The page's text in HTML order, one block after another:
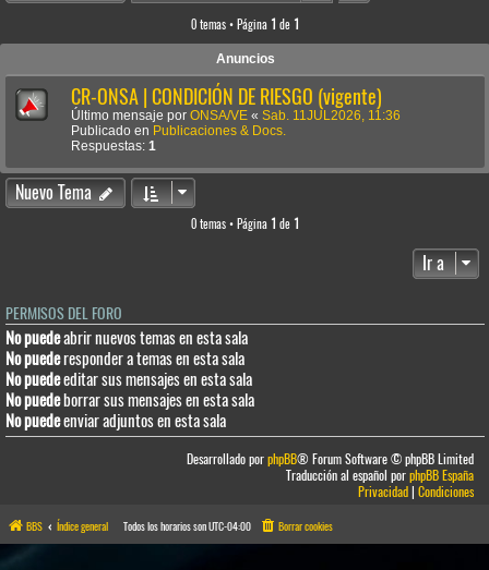
0 temas • Página 1 de 1
Anuncios
CR-ONSA | CONDICIÓN DE RIESGO (vigente)
Último mensaje por ONSA/VE « Sab. 11JUL2026, 11:36
Publicado en Publicaciones & Docs.
Respuestas: 1
Nuevo Tema
0 temas • Página 1 de 1
Ir a
PERMISOS DEL FORO
No puedeabrir nuevos temas en esta sala
No puederesponder a temas en esta sala
No puedeeditar sus mensajes en esta sala
No puedeborrar sus mensajes en esta sala
No puedeenviar adjuntos en esta sala
Desarrollado porphpBB® Forum Software © phpBB Limited
Traducción al español porphpBB España
Privacidad|Condiciones
BBS Índice general Todos los horarios sonUTC-04:00 Borrar cookies